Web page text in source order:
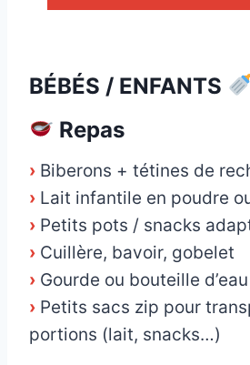
BÉBÉS / ENFANTS
Repas
› Biberons + tétines de
› Lait infantile en poudre
› Petits pots / snacks
› Cuillère, bavoir, gobelet
› Gourde ou bouteille
› Petits sacs zip pour
portions (lait, snacks…)